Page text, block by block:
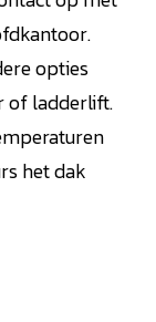
opties
of ladderlift.
het dak